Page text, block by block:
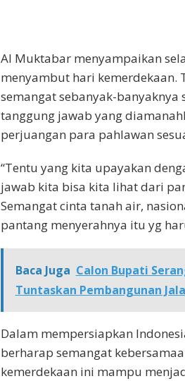
Al Muktabar menyampaikan
menyambut hari
semangat sebanyak-banyaknya
tanggung jawab yang
perjuangan para pahlawan
“Tentu yang kita upayakan
jawab kita bisa kita lihat dari
Semangat cinta tanah air,
pantang menyerahnya itu yg
Baca Juga Calon Bupati
Tuntaskan Pembangunan
Dalam mempersiapkan
berharap semangat
kemerdekaan ini mampu